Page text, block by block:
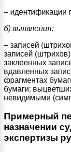
– идентификации
б) выявления:
– записей
записей
заклеенных
вдавленных
фрагментах
бумаги;
невидимыми
Примерный
назначении
экспертизы